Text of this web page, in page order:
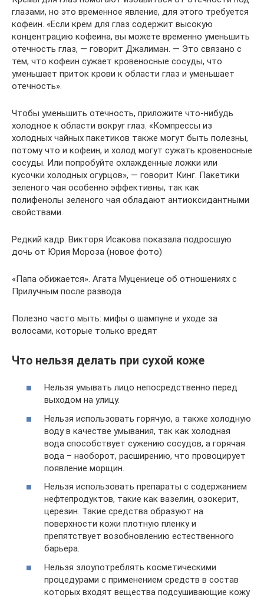
глазами, но это временное явление, для этого требуется
кофеин. «Если крем для глаз содержит высокую
концентрацию кофеина, вы можете временно уменьшить
отечность глаз, — говорит Джалиман. — Это связано с
тем, что кофеин сужает кровеносные сосуды, что
уменьшает приток крови к области глаз и уменьшает
отечность».
Чтобы уменьшить отечность, приложите что-нибудь
холодное к области вокруг глаз. «Компрессы из
холодных чайных пакетиков также могут быть полезны,
потому что и кофеин, и холод могут сужать кровеносные
сосуды. Или попробуйте охлажденные ложки или
кусочки холодных огурцов», — говорит Кинг. Пакетики
зеленого чая особенно эффективны, так как
полифенолы зеленого чая обладают антиоксидантными
свойствами.
Редкий кадр: Викторя Исакова показала подросшую
дочь от Юрия Мороза (новое фото)
«Папа обижается». Агата Муцениеце об отношениях с
Прилучным после развода
Полезно часто мыть: мифы о шампуне и уходе за
волосами, которые только вредят
Что нельзя делать при сухой коже
Нельзя умывать лицо непосредственно перед
выходом на улицу.
Нельзя использовать горячую, а также холодную
воду в качестве умывания, так как холодная
вода способствует сужению сосудов, а горячая
вода – наоборот, расширению, что провоцирует
появление морщин.
Нельзя использовать препараты с содержанием
нефтепродуктов, такие как вазелин, озокерит,
церезин. Такие средства образуют на
поверхности кожи плотную пленку и
препятствует возобновлению естественного
барьера.
Нельзя злоупотреблять косметическими
процедурами с применением средств в состав
которых входят вещества подсушивающие кожу